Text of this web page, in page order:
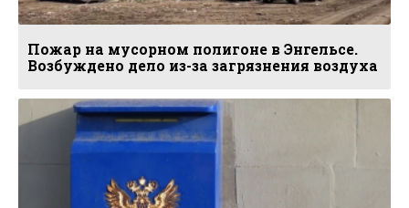
Пожар на мусорном полигоне в Энгельсе.
Возбуждено дело из-за загрязнения воздуха